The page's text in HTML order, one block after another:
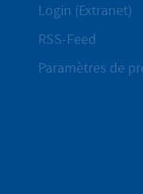
Login (Extranet)
RSS-Feed
Paramètres de